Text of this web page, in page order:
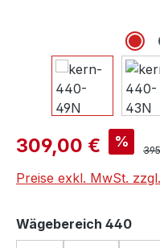
Verkaufspreis:
309,00 € %
Preise exkl. MwSt.
Wägebereich 440